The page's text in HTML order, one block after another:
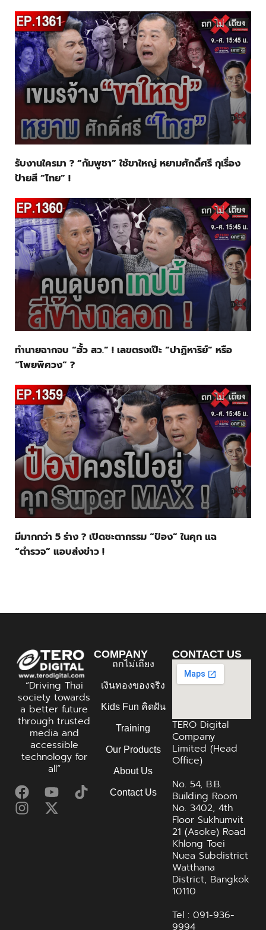
รับงานใครมา ? “กัมพูชา” ใช้ขาใหญ่ หยามศักดิ์ศรี กุเรื่อง
ป้ายสี “ไทย” !
ทำนายฉากจบ “ฮั้ว สว.” ! เลขตรงเป๊ะ “ปาฏิหาริย์” หรือ
“โพยพิศวง” ?
มีมากกว่า 5 ร่าง ? เปิดชะตากรรม “ป๋อง” ในคุก แฉ
“ตำรวจ” แอบส่งข่าว !
“Driving Thai
society towards
a better future
through trusted
media and
accessible
technology for
all”
COMPANY
ถกไม่เถียง
เงินทองของจริง
Kids Fun คิดฝัน
Training
Our Products
About Us
Contact Us
CONTACT US
TERO Digital
Company
Limited (Head
Office)
No. 54, B.B.
Building Room
No. 3402, 4th
Floor Sukhumvit
21 (Asoke) Road
Khlong Toei
Nuea Subdistrict
Watthana
District, Bangkok
10110
Tel : 091-936-
9994